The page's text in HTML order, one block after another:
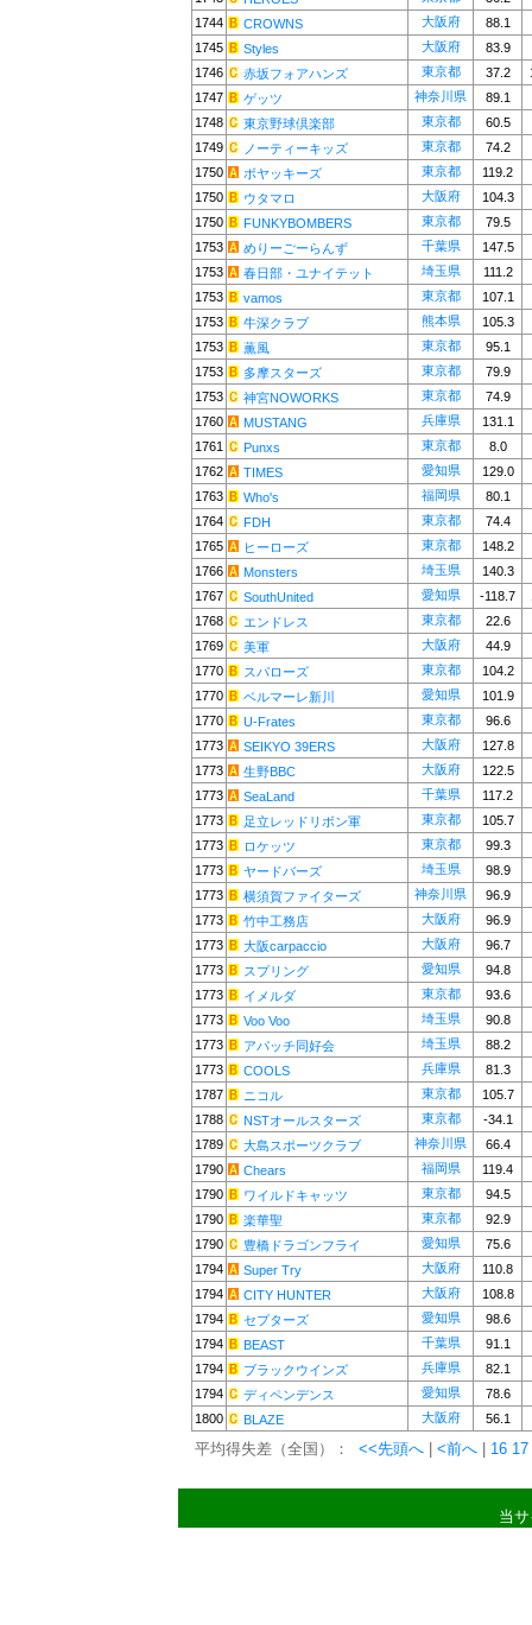
1744
CROWNS 大阪府
88.1
1745
Styles 大阪府
83.9
1746
赤坂フォアハンズ 東京都 37.2
1747
ゲッツ 神奈川県
89.1
1748
東京野球倶楽部 東京都
60.5
1749
ノーティーキッズ 東京都
74.2
1750
ボヤッキーズ 東京都
119.2
1750
ウタマロ 大阪府
104.3
1750
FUNKYBOMBERS 東京都
79.5
1753
めりーごーらんず 千葉県
147.5
1753
春日部・ユナイテット 埼玉県
111.2
1753
vamos 東京都
107.1
1753
牛深クラブ 熊本県
105.3
1753
薫風 東京都
95.1
1753
多摩スターズ 東京都
79.9
1753
神宮NOWORKS 東京都
74.9
1760
MUSTANG 兵庫県
131.1
1761
Punxs 東京都
8.0
1762
TIMES 愛知県
129.0
1763
Who's 福岡県
80.1
1764
FDH 東京都
74.4
1765
ヒーローズ 東京都
148.2
1766
Monsters 埼玉県
140.3
1767
SouthUnited 愛知県 -118.7
1768
エンドレス 東京都
22.6
1769
美軍 大阪府
44.9
1770
スパローズ 東京都
104.2
1770
ベルマーレ新川 愛知県
101.9
1770
U-Frates 東京都
96.6
1773
SEIKYO 39ERS 大阪府
127.8
1773
生野BBC 大阪府
122.5
1773
SeaLand 千葉県
117.2
1773
足立レッドリボン軍 東京都
105.7
1773
ロケッツ 東京都
99.3
1773
ヤードバーズ 埼玉県
98.9
1773
横須賀ファイターズ 神奈川県
96.9
1773
竹中工務店 大阪府
96.9
1773
大阪carpaccio 大阪府
96.7
1773
スプリング 愛知県
94.8
1773
イメルダ 東京都
93.6
1773
Voo Voo 埼玉県
90.8
1773
アパッチ同好会 埼玉県
88.2
1773
COOLS 兵庫県
81.3
1787
ニコル 東京都
105.7
1788
NSTオールスターズ 東京都
-34.1
1789
大島スポーツクラブ 神奈川県
66.4
1790
Chears 福岡県
119.4
1790
ワイルドキャッツ 東京都
94.5
1790
楽華聖 東京都
92.9
1790
豊橋ドラゴンフライ 愛知県
75.6
1794
Super Try 大阪府
110.8
1794
CITY HUNTER 大阪府
108.8
1794
セプターズ 愛知県
98.6
1794
BEAST 千葉県
91.1
1794
ブラックウインズ 兵庫県
82.1
1794
ディペンデンス 愛知県
78.6
1800
BLAZE 大阪府 56.1
平均得失差（全国）： <<先頭へ <前へ 16 17
当